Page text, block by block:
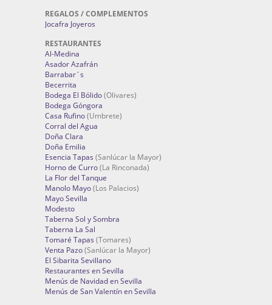
REGALOS / COMPLEMENTOS
Jocafra Joyeros
RESTAURANTES
Al-Medina
Asador Azafrán
Barrabar´s
Becerrita
Bodega El Bólido(Olivares)
Bodega Góngora
Casa Rufino(Umbrete)
Corral del Agua
Doña Clara
Doña Emilia
Esencia Tapas (Sanlúcar la Mayor)
Horno de Curro(La Rinconada)
La Flor del Tanque
Manolo Mayo(Los Palacios)
Mayo Sevilla
Modesto
Taberna Sol y Sombra
Taberna La Sal
Tomaré Tapas (Tomares)
Venta Pazo(Sanlúcar la Mayor)
El Sibarita Sevillano
Restaurantes en Sevilla
Menús de Navidad en Sevilla
Menús de San Valentín en Sevilla